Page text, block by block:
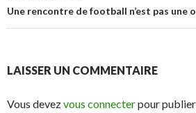
Une rencontre de football n’est pas une
LAISSER UN COMMENTAIRE
Vous devezvous connecterpour